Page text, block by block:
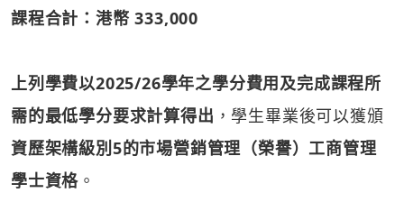
課程合計：港幣 333,000
上列學費以2025/26學年之學分費用及完成課程所
需的最低學分要求計算得出 ，學生畢業後可以獲頒
資歷架構級別5的市場營銷管理（榮譽）工商管理
學士資格 。